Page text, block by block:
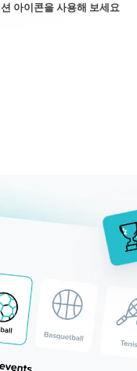
아이콘을 사용해 보세요